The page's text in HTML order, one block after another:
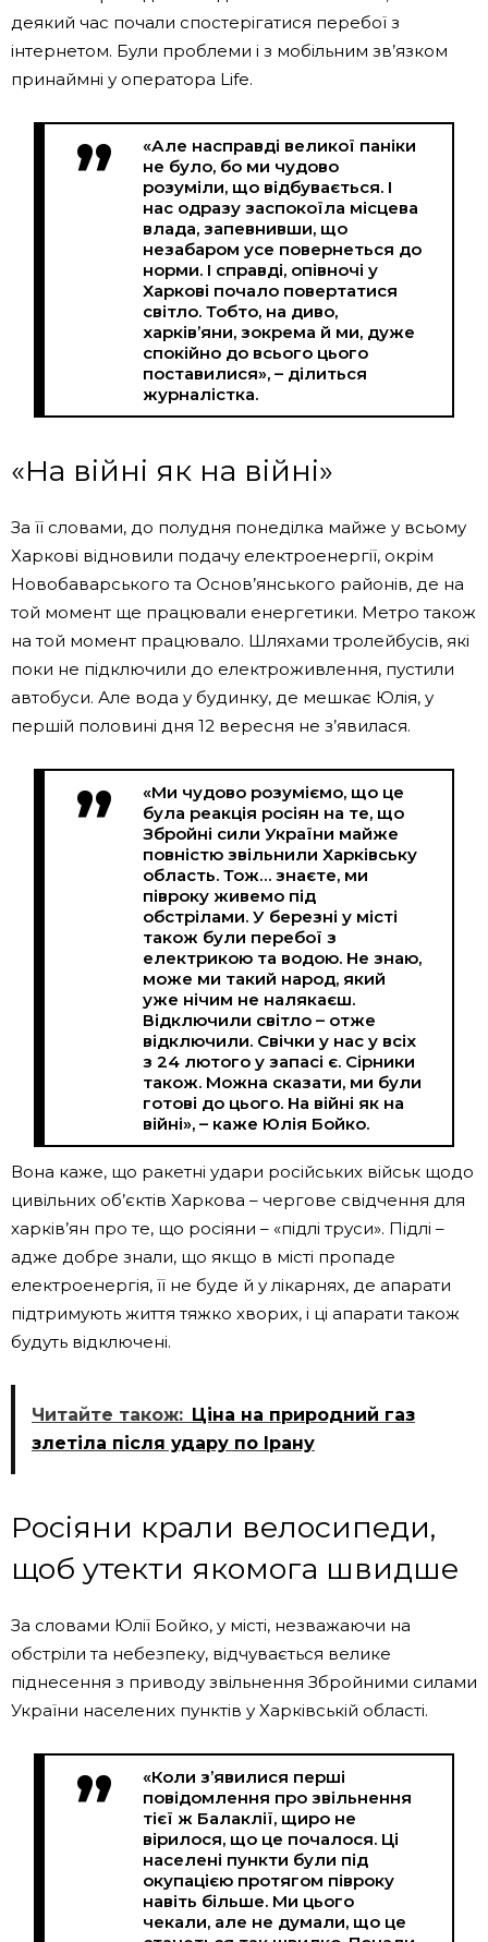
деякий час почали спостерігатися перебої з
інтернетом. Були проблеми і з мобільним зв’язком
принаймні у оператора Life.
«Але насправді великої паніки
не було, бо ми чудово
розуміли, що відбувається. І
нас одразу заспокоїла місцева
влада, запевнивши, що
незабаром усе повернеться до
норми. І справді, опівночі у
Харкові почало повертатися
світло. Тобто, на диво,
харків’яни, зокрема й ми, дуже
спокійно до всього цього
поставилися», – ділиться
журналістка.
«На війні як на війні»
За її словами, до полудня понеділка майже у всьому
Харкові відновили подачу електроенергії, окрім
Новобаварського та Основ’янського районів, де на
той момент ще працювали енергетики. Метро також
на той момент працювало. Шляхами тролейбусів, які
поки не підключили до електроживлення, пустили
автобуси. Але вода у будинку, де мешкає Юлія, у
першій половині дня 12 вересня не з’явилася.
«Ми чудово розуміємо, що це
була реакція росіян на те, що
Збройні сили України майже
повністю звільнили Харківську
область. Тож… знаєте, ми
півроку живемо під
обстрілами. У березні у місті
також були перебої з
електрикою та водою. Не знаю,
може ми такий народ, який
уже нічим не налякаєш.
Відключили світло – отже
відключили. Свічки у нас у всіх
з 24 лютого у запасі є. Сірники
також. Можна сказати, ми були
готові до цього. На війні як на
війні», – каже Юлія Бойко.
Вона каже, що ракетні удари російських військ щодо
цивільних об’єктів Харкова – чергове свідчення для
харків’ян про те, що росіяни – «підлі труси». Підлі –
адже добре знали, що якщо в місті пропаде
електроенергія, її не буде й у лікарнях, де апарати
підтримують життя тяжко хворих, і ці апарати також
будуть відключені.
Читайте також: Ціна на природний газ
злетіла після удару по Ірану
Росіяни крали велосипеди,
щоб утекти якомога швидше
За словами Юлії Бойко, у місті, незважаючи на
обстріли та небезпеку, відчувається велике
піднесення з приводу звільнення Збройними силами
України населених пунктів у Харківській області.
«Коли з’явилися перші
повідомлення про звільнення
тієї ж Балаклії, щиро не
вірилося, що це почалося. Ці
населені пункти були під
окупацією протягом півроку
навіть більше. Ми цього
чекали, але не думали, що це